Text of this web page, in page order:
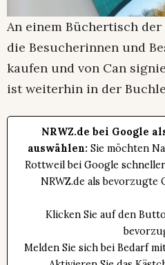
An einem Büchertisch der
die Besucherinnen und
kaufen und von Can
ist weiterhin in der
NRWZ.de bei Google
auswählen: Sie möchten
Rottweil bei Google
NRWZ.de als bevorzugte
Klicken Sie auf den
Melden Sie sich bei Bedarf